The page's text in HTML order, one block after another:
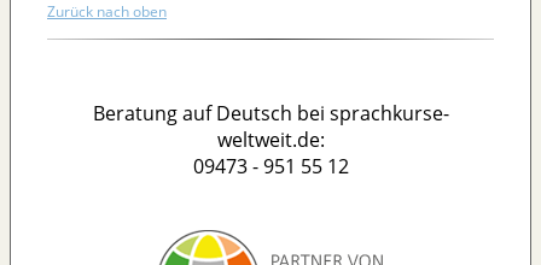
Zurück nach oben
Beratung auf Deutsch bei sprachkurse-
weltweit.de:
09473 - 951 55 12